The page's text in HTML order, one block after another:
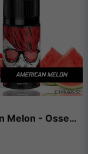
American Melon - Ossem (Fruity Series)